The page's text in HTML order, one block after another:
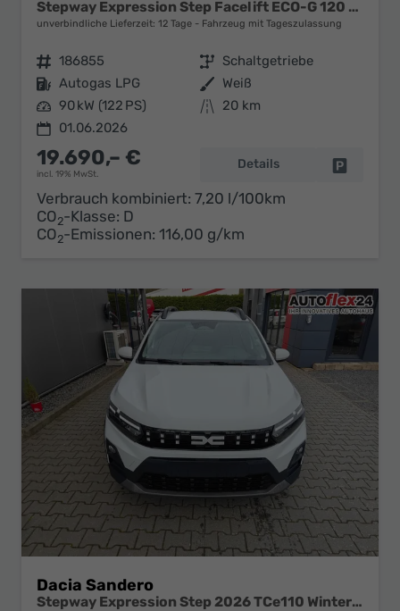
Stepway Expression Step Facelift ECO-G 120 Expression+SHZ
unverbindliche Lieferzeit: 12 Tage Fahrzeug mit Tageszulassung
Fahrzeugnr. 186855 Getriebe Schaltgetriebe
Kraftstoff Autogas LPG Außenfarbe Weiß
Leistung 90 kW (122 PS) Kilometerstand
20 km
01.06.2026
19.690,– €
incl. 19% MwSt.
Details
Verbrauch kombiniert: 7,20 l/100km
CO2-Klasse: D
CO2-Emissionen: 116,00 g/km
Dacia Sandero
Stepway Expression Step 2026 TCe110 Winter Paket